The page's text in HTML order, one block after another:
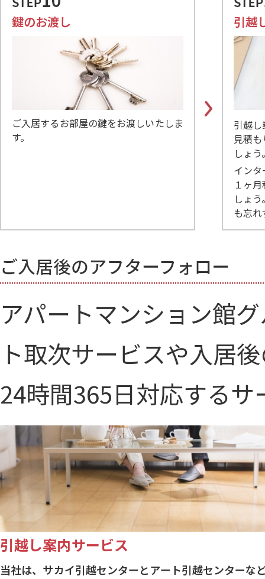
鍵のお渡し
ご入居するお部屋の鍵をお渡しいたしま
す。
引越
引越
見積
しょう
イン
１ヶ
しょ
も忘
アパートマンション館
ト取次サービスや入居
24時間365日対応する
引越し案内サービス
当社は、サカイ引越センターとアート引越センターな